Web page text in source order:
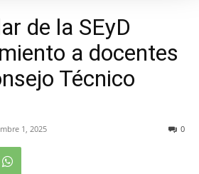
de la SEyD
a docentes
Técnico
1, 2025 0